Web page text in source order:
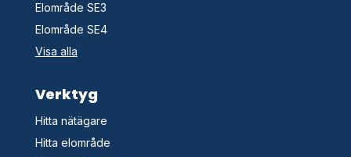
Elområde SE3
Elområde SE4
Visa alla
Verktyg
Hitta nätägare
Hitta elområde